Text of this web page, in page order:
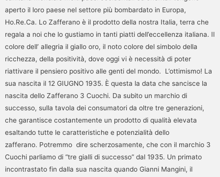
aperto il loro paese nel settore più bombardato in Europa,
Ho.Re.Ca. Lo Zafferano è il prodotto della nostra Italia, terra che
regala a noi che lo gustiamo in tanti piatti dell’eccellenza italiana. Il
colore dell’ allegria il giallo oro, il noto colore del simbolo della
ricchezza, della positività, dove oggi vi è necessità di poter
riattivare il pensiero positivo alle genti del mondo. L’ottimismo! La
sua nascita il 12 GIUGNO 1935. È questa la data che sancisce la
nascita dello Zafferano 3 Cuochi. Da subito un marchio di
successo, sulla tavola dei consumatori da oltre tre generazioni,
che garantisce costantemente un prodotto di qualità elevata
esaltando tutte le caratteristiche e potenzialità dello
zafferano. Potremmo dire scherzosamente, che con il marchio 3
Cuochi parliamo di “tre gialli di successo” dal 1935. Un primato
incontrastato fin dalla sua nascita quando Gianni Mangini, il